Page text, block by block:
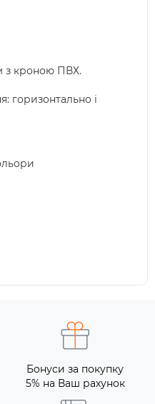
з кроною ПВХ.
горизонтально і
Бонуси за покупку
5% на Ваш рахунок